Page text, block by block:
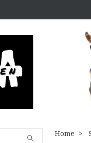
Home